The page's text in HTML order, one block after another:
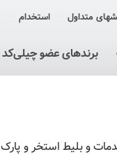
متداول استخدام
برندهای عضو چیلی‌کد